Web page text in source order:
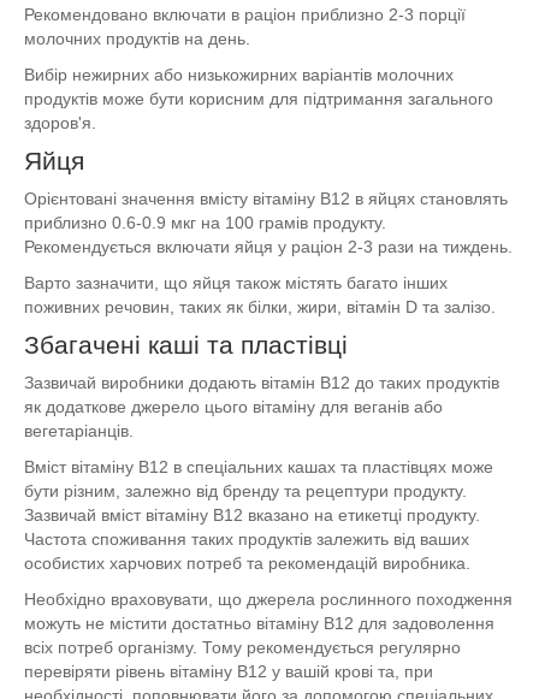
Рекомендовано включати в раціон приблизно 2-3 порції
молочних продуктів на день.
Вибір нежирних або низькожирних варіантів молочних
продуктів може бути корисним для підтримання загального
здоров'я.
Яйця
Орієнтовані значення вмісту вітаміну B12 в яйцях становлять
приблизно 0.6-0.9 мкг на 100 грамів продукту.
Рекомендується включати яйця у раціон 2-3 рази на тиждень.
Варто зазначити, що яйця також містять багато інших
поживних речовин, таких як білки, жири, вітамін D та залізо.
Збагачені каші та пластівці
Зазвичай виробники додають вітамін B12 до таких продуктів
як додаткове джерело цього вітаміну для веганів або
вегетаріанців.
Вміст вітаміну B12 в спеціальних кашах та пластівцях може
бути різним, залежно від бренду та рецептури продукту.
Зазвичай вміст вітаміну В12 вказано на етикетці продукту.
Частота споживання таких продуктів залежить від ваших
особистих харчових потреб та рекомендацій виробника.
Необхідно враховувати, що джерела рослинного походження
можуть не містити достатньо вітаміну B12 для задоволення
всіх потреб організму. Тому рекомендується регулярно
перевіряти рівень вітаміну B12 у вашій крові та, при
необхідності, поповнювати його за допомогою спеціальних